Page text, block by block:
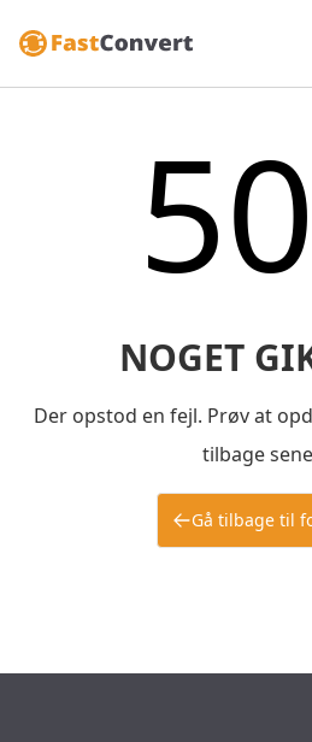
NOGET
Der opstod en fejl. Prøv at
tilbage
Gå tilbage til